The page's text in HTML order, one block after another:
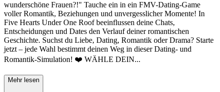
wunderschöne Frauen?!" Tauche ein in ein FMV-Dating-Game
voller Romantik, Beziehungen und unvergesslicher Momente! In
Five Hearts Under One Roof beeinflussen deine Chats,
Entscheidungen und Dates den Verlauf deiner romantischen
Geschichte. Suchst du Liebe, Dating, Romantik oder Drama? Starte
jetzt – jede Wahl bestimmt deinen Weg in dieser Dating- und
Romantik-Simulation! ❤️ WÄHLE DEIN...
Mehr lesen